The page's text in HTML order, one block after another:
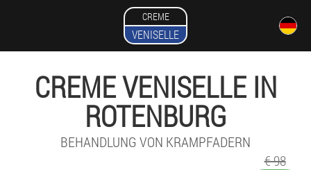
CREME
VENISELLE
CREME VENISELLE IN
ROTENBURG
BEHANDLUNG VON KRAMPFADERN
€ 98